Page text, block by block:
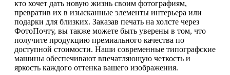
кто хочет дать новую жизнь своим фотографиям,
превратив их в изысканные элементы интерьера или
подарки для близких. Заказав печать на холсте через
ФотоПочту, вы также можете быть уверены в том, что
получите продукцию премиального качества по
доступной стоимости. Наши современные типографские
машины обеспечивают впечатляющую четкость и
яркость каждого оттенка вашего изображения.